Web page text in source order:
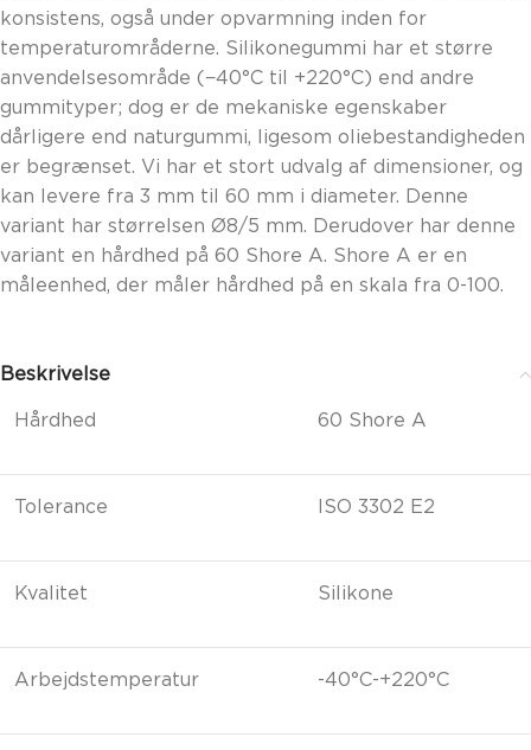
konsistens, også under opvarmning inden for
temperaturområderne. Silikonegummi har et større
anvendelsesområde (−40°C til +220°C) end andre
gummityper; dog er de mekaniske egenskaber
dårligere end naturgummi, ligesom oliebestandigheden
er begrænset. Vi har et stort udvalg af dimensioner, og
kan levere fra 3 mm til 60 mm i diameter. Denne
variant har størrelsen Ø8/5 mm. Derudover har denne
variant en hårdhed på 60 Shore A. Shore A er en
måleenhed, der måler hårdhed på en skala fra 0-100.
Beskrivelse
Hårdhed 60 Shore A
Tolerance ISO 3302 E2
Kvalitet Silikone
Arbejdstemperatur -40°C-+220°C